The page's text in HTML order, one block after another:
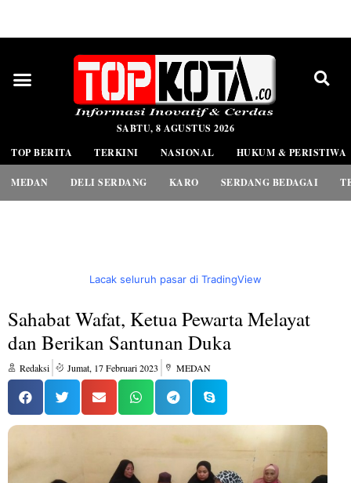
SABTU, 8 AGUSTUS 2026
TOP BERITA
TERKINI NASIONAL HUKUM & PERISTIWA
MEDAN DELI SERDANG KARO SERDANG BEDAGAI
Lacak seluruh pasar di TradingView
Sahabat Wafat, Ketua Pewarta Melayat
dan Berikan Santunan Duka
Redaksi Jumat, 17 Februari 2023 MEDAN